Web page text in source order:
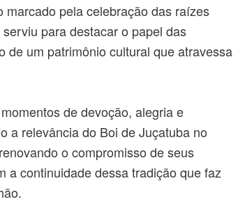
marcado pela celebração das raízes
para destacar o papel das
de um patrimônio cultural que atravessa
de devoção, alegria e
a relevância do Boi de Juçatuba no
o compromisso de seus
a continuidade dessa tradição que faz